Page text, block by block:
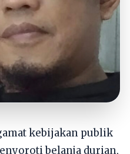
kebijakan publik
belanja durian,